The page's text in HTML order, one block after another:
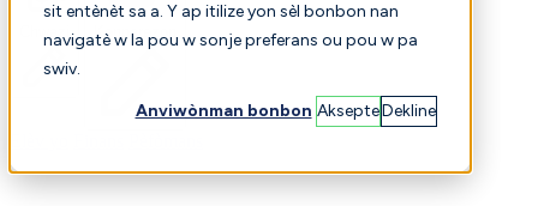
sit entènèt sa a. Y ap itilize yon sèl bonbon nan
navigatè w la pou w sonje preferans ou pou w pa
swiv.
Anviwònman bonbon AksepteDekline
Konparezon